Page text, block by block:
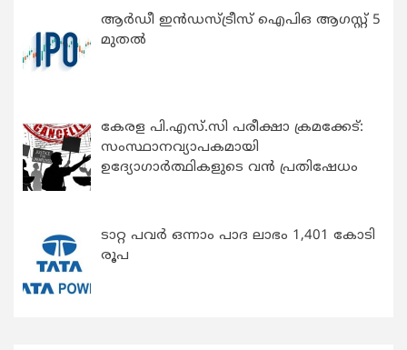
ആർഡീ ഇൻഡസ്ട്രീസ് ഐപിഒ ആഗസ്റ്റ് 5
മുതൽ
കേരള പി.എസ്.സി പരീക്ഷാ ക്രമക്കേട്:
സംസ്ഥാനവ്യാപകമായി
ഉദ്യോഗാര്‍ത്ഥികളുടെ വന്‍ പ്രതിഷേധം
ടാറ്റ പവർ ഒന്നാം പാദ ലാഭം 1,401 കോടി
രൂപ